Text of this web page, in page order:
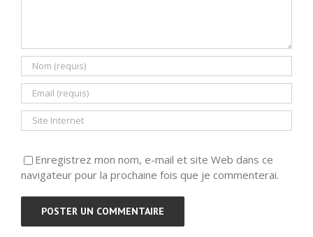
Enregistrez mon nom, e-mail et site Web dans ce
navigateur pour la prochaine fois que je commenterai.